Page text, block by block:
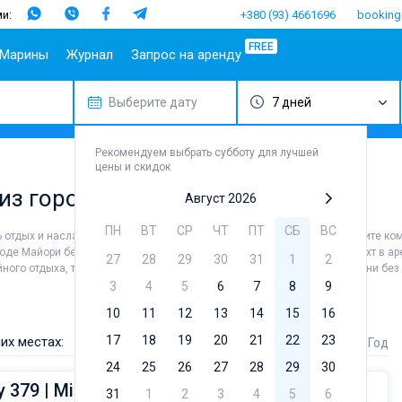
+380 (93) 4661696
Популярные
марины
Алимос Марина
Марина Далмация
Марина Баотич
Марина Мандалина
Марина Корнати
Марина Каштела
Дубровник
Марина Веруда
бренды
Fountaine
Испания
Ибица
Майорка
Тенерифе
Португалия
Мадейра
Италия
Неаполь
Сардиния
Сицилия
Марины Журнал Запрос на аренду FREE
Выберите дату
Рекомендуем выбрать субботу для лучшей
цены и скидок
Август 2026
ПН ВТ СР ЧТ ПТ СБ
ВС
27
28 29 30 31 1
2
3
4 5 6 7 8
9
10
11 12 13 14 15
16
17
18 19 20 21 22
23
24
25 26 27 28 29
30
31
1 2 3 4 5 6
7 дней
города Майори
и насладиться незабываемыми видами в округе города. Наймите
Майори без шкипера, чтобы лично управлять судном. В каталоге яхт в
отдыха, так и для яхтсменов, которые не представляют себе жизни без
местах: Стоимость Длина Год
379 | Minerva